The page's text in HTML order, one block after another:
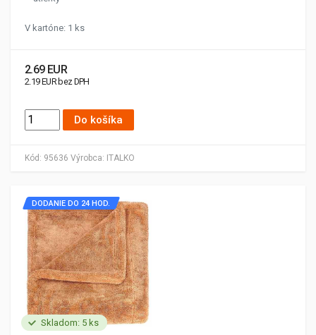
Kód: 95636 Výrobca: ITALKO
V kartóne: 1 ks
2.69 EUR
2.19 EUR bez DPH
Do košíka
Skladom: 5 ks
DODANIE DO 24 HOD.